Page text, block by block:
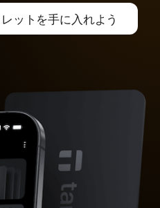
ットを手に入れよう